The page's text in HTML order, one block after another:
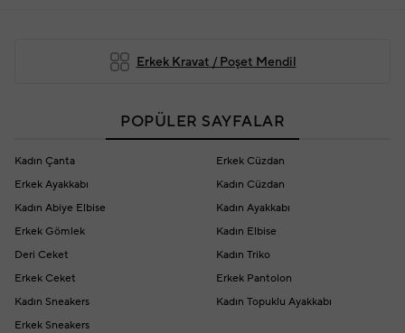
Erkek Kravat / Poşet Mendil
POPÜLER SAYFALAR
Kadın Çanta
Erkek Cüzdan
Erkek Ayakkabı
Kadın Cüzdan
Kadın Abiye Elbise
Kadın Ayakkabı
Erkek Gömlek
Kadın Elbise
Deri Ceket
Kadın Triko
Erkek Ceket
Erkek Pantolon
Kadın Sneakers
Kadın Topuklu Ayakkabı
Erkek Sneakers